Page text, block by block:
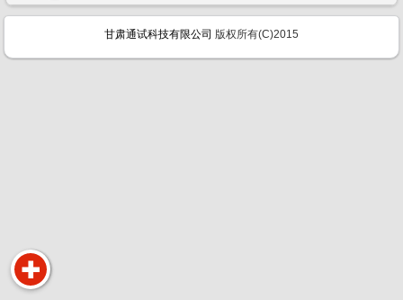
甘肃通试科技有限公司 版权所有(C)2015